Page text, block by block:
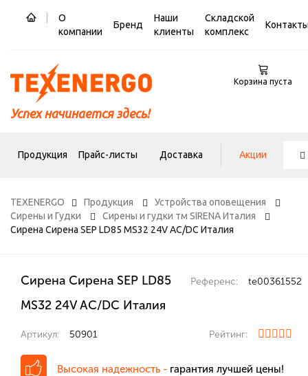
О
компании
Бренд
Наши
клиенты
Складской
комплекс
Успех начинается здесь!
Корзина пуста
Продукция Прайс-листы Доставка Акции
TEXENERGO Продукция
Устройства оповещения
Сирены и Гудки
Сирены и гудки тм SIRENA Италия
Сирена Сирена SEP LD85 MS32 24V AC/DC Италия
Сирена Сирена SEP LD85
MS32 24V AC/DC Италия
Референс: te00361552
Артикул: 50901 Рейтинг:
Высокая надежность - гарантия лучшей цены!